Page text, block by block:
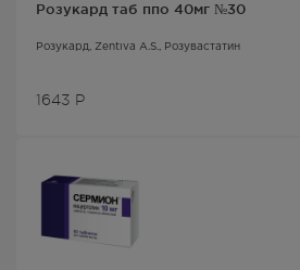
Розукард таб ппо 40мг №30
Розукард, Zentiva A.S., Розувастатин
1643 Р